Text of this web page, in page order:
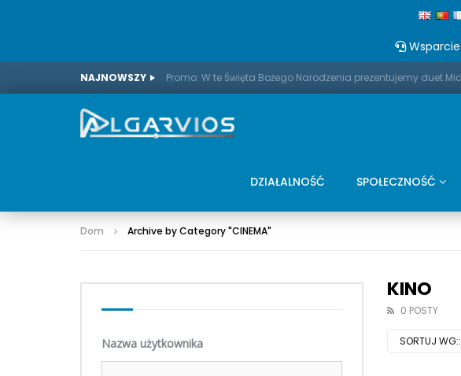
Wsparcie
NAJNOWSZY
DZIAŁALNOŚĆ SPOŁECZNOŚĆ
Dom Archive by Category "CINEMA"
KINO
0 POSTY
SORTUJ WG::
Nazwa użytkownika